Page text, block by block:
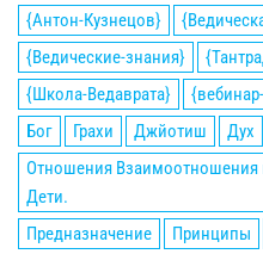
{Антон-Кузнецов}
{Ведические-знания}
{Школа-Ведаврата}
Бог
Грахи Джйотиш Дух
Отношения
Дети.
Предназначение
Принципы